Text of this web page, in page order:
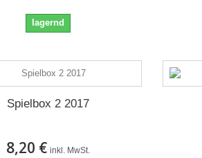
lagernd
Spielbox 2 2017
8,20 € inkl. MwSt.